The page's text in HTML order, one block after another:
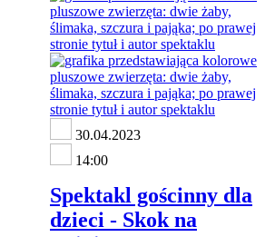
30.04.2023
14:00
Spektakl gościnny dla
dzieci - Skok na